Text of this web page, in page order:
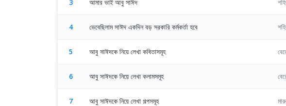
3 আমার ভাই আবু সাঈদ
4 ভেবেছিলাম সাঈদ একদিন বড় সরকারি কর্মকর্তা হবে
5 আবু সাঈদকে নিয়ে লেখা কবিতাসমূহ
6 আবু সাঈদকে নিয়ে লেখা কলামসমূহ
7 আবু সাঈদকে নিয়ে লেখা গল্পসমূহ